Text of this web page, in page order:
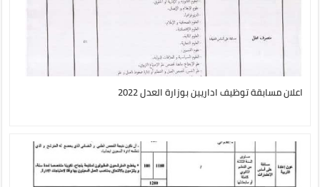
اعلان مسابقة توظيف اداريين بوزارة العدل 2022